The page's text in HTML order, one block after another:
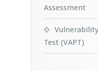
Assessment
Test (VAPT)